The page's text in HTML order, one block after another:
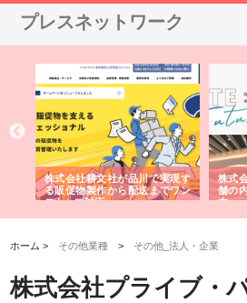
プレスネットワーク
株式会社耕文社が品川で実現す
る販促物製作から配送までワン
ストップ対応
株式
舗の
由
ホーム > その他業種 > その他_法人・企業
株式会社プライブ・